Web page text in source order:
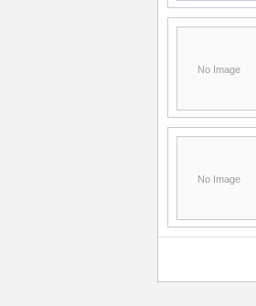
No Image
No Image